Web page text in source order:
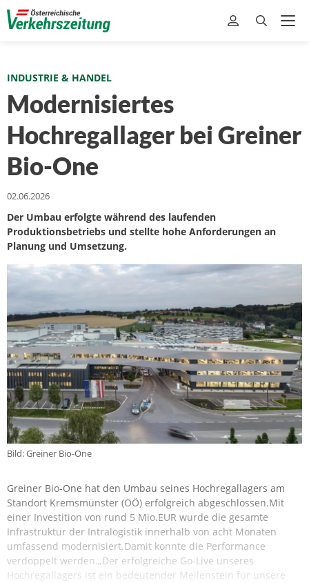
INDUSTRIE & HANDEL
Modernisiertes
Hochregallager bei Greiner
Bio-One
02.06.2026
Der Umbau erfolgte während des laufenden
Produktionsbetriebs und stellte hohe Anforderungen an
Planung und Umsetzung.
Bild: Greiner Bio-One
Greiner Bio-One hat den Umbau seines Hochregallagers am
Standort Kremsmünster (OÖ) erfolgreich abgeschlossen.Mit
einer Investition von rund 5 Mio.EUR wurde die gesamte
Infrastruktur der Intralogistik innerhalb von acht Monaten
umfassend modernisiert.Damit konnte die Performance
verdoppelt werden.„Der erfolgreiche Go-Live unseres
Hochregallagers ist ein bedeutender Meilenstein für unsere